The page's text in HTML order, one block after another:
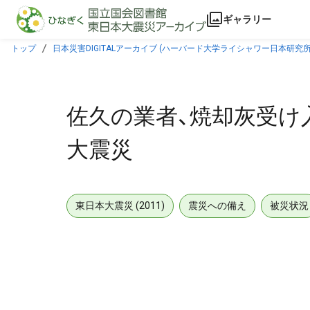
本文に飛ぶ
ギャラリー
トップ 日本災害DIGITALアーカイブ (ハーバード大学ライシャワー日本研究
佐久の業者、焼却灰受
大震災
東日本大震災 (2011) 震災への備え 被災状況